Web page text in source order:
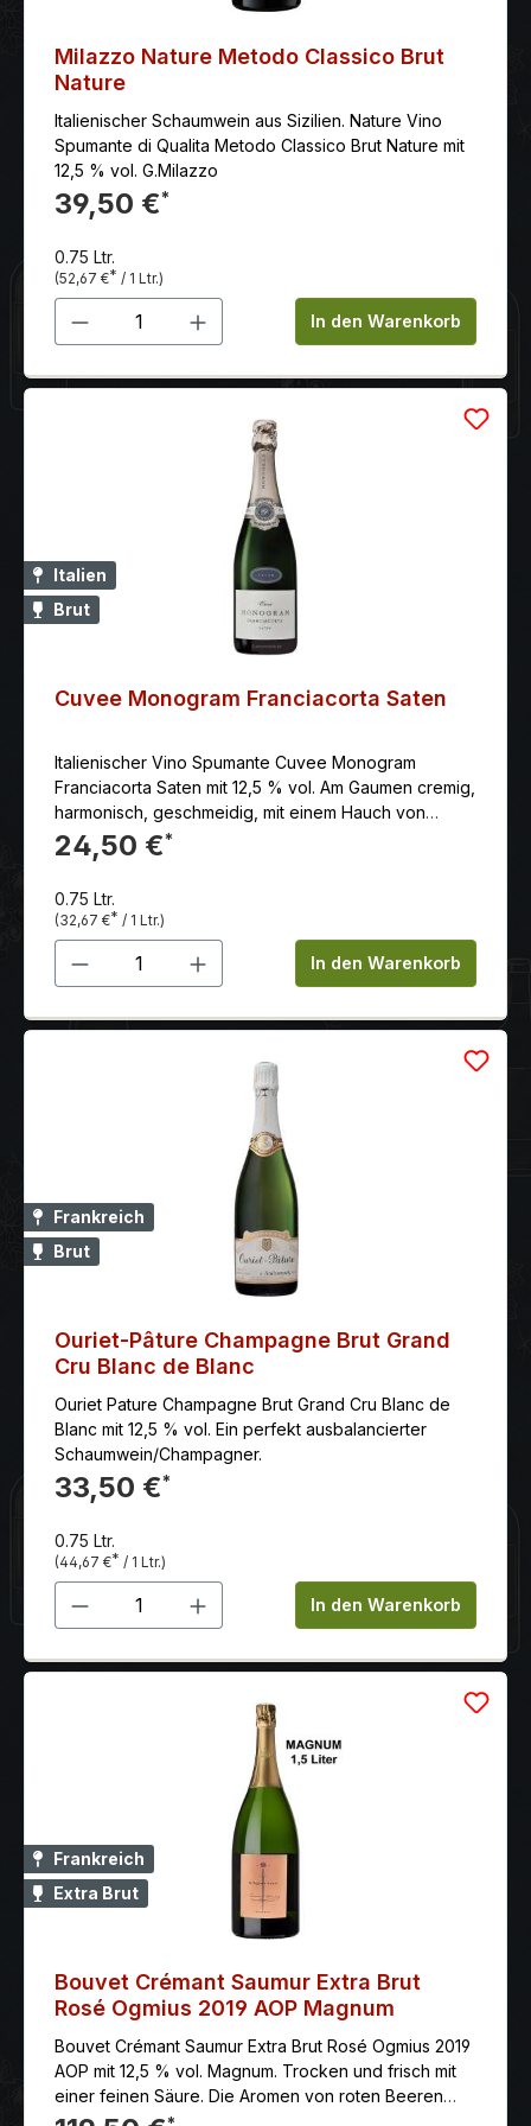
haben, ist der Schaumwein, der nach
Champagnerverfahren hergestellt worden ist. Die
entrappten Trauben (Bical, Maria Gomes and Arinto)
erfolgt eine temperaturkontrollierte Gärung in
Stahltanks unter Verwendung von selektierten Hefen.
Danach erfährt der Wein eine 2te Gärung auf der
Sektflasche nach Champagnermethode. Die
Lagerzeit auf der Hefe beträgt bei diesem
Schaumwein 12-18 Monate.
Milazzo Nature Metodo Classico Brut
Nature
Italienischer Schaumwein aus Sizilien. Nature Vino
Spumante di Qualita Metodo Classico Brut Nature mit
12,5 % vol. G.Milazzo
39,50 €*
0.75 Ltr.
(52,67 €* / 1 Ltr.)
Produkt Anzahl: Gib denIn den Warenkorb
Italien
Brut
Cuvee Monogram Franciacorta Saten
Italienischer Vino Spumante Cuvee Monogram
Franciacorta Saten mit 12,5 % vol. Am Gaumen cremig,
harmonisch, geschmeidig, mit einem Hauch von
frischen exotischen Früchten und frischem Brioche.
24,50 €*
0.75 Ltr.
(32,67 €* / 1 Ltr.)
Produkt Anzahl: Gib denIn den Warenkorb
Frankreich
Brut
Ouriet-Pâture Champagne Brut Grand
Cru Blanc de Blanc
Ouriet Pature Champagne Brut Grand Cru Blanc de
Blanc mit 12,5 % vol. Ein perfekt ausbalancierter
Schaumwein/Champagner.
33,50 €*
0.75 Ltr.
(44,67 €* / 1 Ltr.)
Produkt Anzahl: Gib denIn den Warenkorb
Frankreich
Extra Brut
Bouvet Crémant Saumur Extra Brut
Rosé Ogmius 2019 AOP Magnum
Bouvet Crémant Saumur Extra Brut Rosé Ogmius 2019
AOP mit 12,5 % vol. Magnum. Trocken und frisch mit
einer feinen Säure. Die Aromen von roten Beeren
sind im Vordergrund, ergänzt von Noten von Brioche